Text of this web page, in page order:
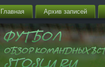
Главная Архив запи­сей